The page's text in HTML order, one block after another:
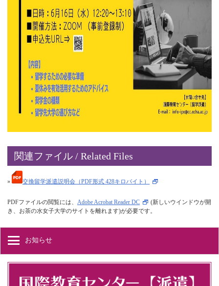
関連ファイル / Related Files
» 交換留学派遣説明会（PDF形式 428キロバイト）
PDFファイルの閲覧には、 Adobe Acrobat Reader DC
(新しいウインドウが開
き、お茶の水女子大学のサイトを離れます)が必要です。
お知らせ